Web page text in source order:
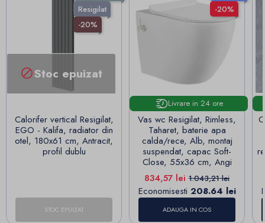
Resigilat
-20%
Stoc epuizat
Calorifer vertical Resigilat,
EGO - Kalifa, radiator din
otel, 180x61 cm, Antracit,
profil dublu
STOC EPUIZAT
-20%
Livrare in 24 ore
Vas wc Resigilat, Rimless,
Taharet, baterie apa
calda/rece, Alb, montaj
suspendat, capac Soft-
Close, 55x36 cm, Angi
Pret
834,57 lei Pret de baza
1.043,21 lei
Economisesti 208.64 lei
ADAUGA IN COS